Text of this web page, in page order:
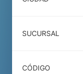
SUCURSAL
CÓDIGO